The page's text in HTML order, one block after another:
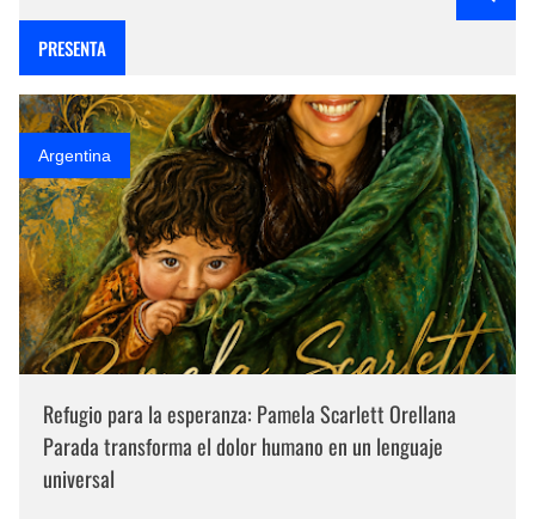
PRESENTA
Argentina
Refugio para la esperanza: Pamela Scarlett Orellana
Parada transforma el dolor humano en un lenguaje
universal